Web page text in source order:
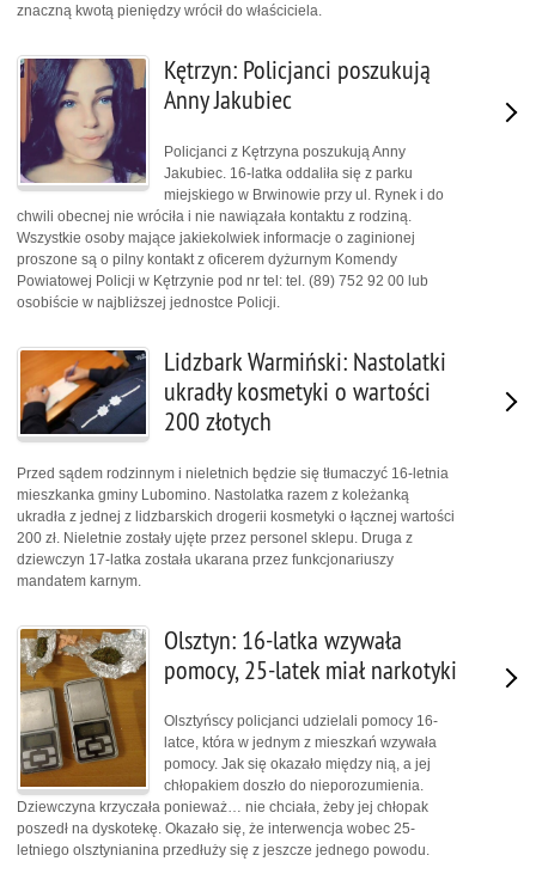
znaczną kwotą pieniędzy wrócił do właściciela.
Kętrzyn: Policjanci poszukują
Anny Jakubiec
Policjanci z Kętrzyna poszukują Anny
Jakubiec. 16-latka oddaliła się z parku
miejskiego w Brwinowie przy ul. Rynek i do
chwili obecnej nie wróciła i nie nawiązała kontaktu z rodziną.
Wszystkie osoby mające jakiekolwiek informacje o zaginionej
proszone są o pilny kontakt z oficerem dyżurnym Komendy
Powiatowej Policji w Kętrzynie pod nr tel: tel. (89) 752 92 00 lub
osobiście w najbliższej jednostce Policji.
Lidzbark Warmiński: Nastolatki
ukradły kosmetyki o wartości
200 złotych
Przed sądem rodzinnym i nieletnich będzie się tłumaczyć 16-letnia
mieszkanka gminy Lubomino. Nastolatka razem z koleżanką
ukradła z jednej z lidzbarskich drogerii kosmetyki o łącznej wartości
200 zł. Nieletnie zostały ujęte przez personel sklepu. Druga z
dziewczyn 17-latka została ukarana przez funkcjonariuszy
mandatem karnym.
Olsztyn: 16-latka wzywała
pomocy, 25-latek miał narkotyki
Olsztyńscy policjanci udzielali pomocy 16-
latce, która w jednym z mieszkań wzywała
pomocy. Jak się okazało między nią, a jej
chłopakiem doszło do nieporozumienia.
Dziewczyna krzyczała ponieważ… nie chciała, żeby jej chłopak
poszedł na dyskotekę. Okazało się, że interwencja wobec 25-
letniego olsztynianina przedłuży się z jeszcze jednego powodu.